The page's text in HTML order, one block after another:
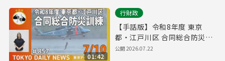
01:42
行財政
【手話版】令和8年度 東京
都・江戸川区 合同総合防災訓
練（令和8年7月9日 東京デイ
公開2026.07.22